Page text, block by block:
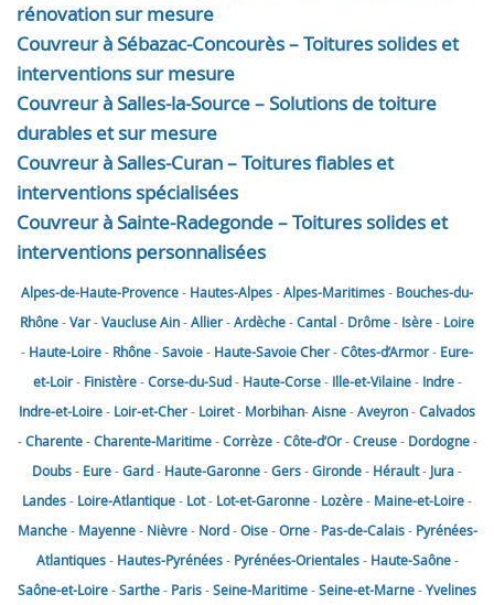
rénovation sur mesure
Couvreur à Sébazac-Concourès – Toitures solides et
interventions sur mesure
Couvreur à Salles-la-Source – Solutions de toiture
durables et sur mesure
Couvreur à Salles-Curan – Toitures fiables et
interventions spécialisées
Couvreur à Sainte-Radegonde – Toitures solides et
interventions personnalisées
Alpes-de-Haute-Provence- Hautes-Alpes-Alpes-Maritimes- Bouches-du-
Rhône-Var-VaucluseAin-Allier-Ardèche-Cantal- Drôme- Isère- Loire
- Haute-Loire- Rhône-Savoie- Haute-SavoieCher-Côtes-d’Armor- Eure-
et-Loir- Finistère-Corse-du-Sud- Haute-Corse- Ille-et-Vilaine- Indre-
Indre-et-Loire- Loir-et-Cher- Loiret- Morbihan-Aisne-Aveyron-Calvados
-Charente-Charente-Maritime-Corrèze-Côte-d’Or-Creuse- Dordogne-
Doubs- Eure-Gard- Haute-Garonne-Gers-Gironde- Hérault- Jura-
Landes- Loire-Atlantique- Lot- Lot-et-Garonne- Lozère- Maine-et-Loire-
Manche- Mayenne- Nièvre- Nord-Oise-Orne- Pas-de-Calais- Pyrénées-
Atlantiques- Hautes-Pyrénées- Pyrénées-Orientales- Haute-Saône-
Saône-et-Loire-Sarthe- Paris-Seine-Maritime-Seine-et-Marne-Yvelines